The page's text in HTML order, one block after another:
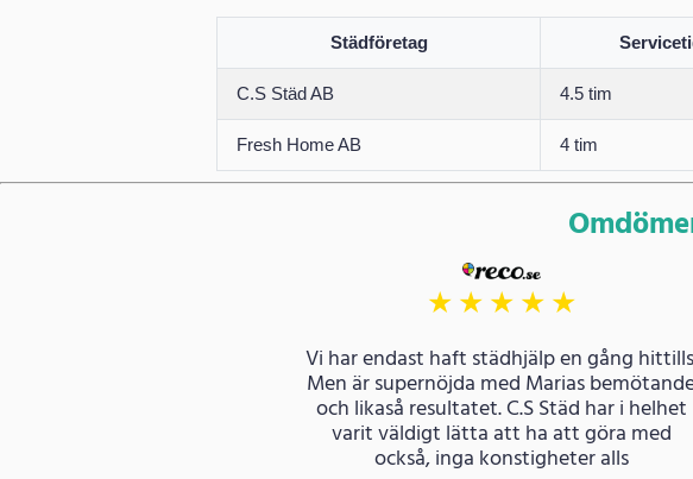
Städföretag
C.S Städ AB 4.5 tim
Fresh Home AB 4 tim
★★★★★
Vi har endast haft städhjälp en gång
Men är supernöjda med Marias
och likaså resultatet. C.S Städ har i helhet
varit väldigt lätta att ha att göra med
också, inga konstigheter alls